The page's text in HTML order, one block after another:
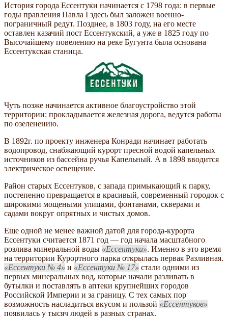
История города Ессентуки начинается с 1798 года: в первые
годы правления Павла I здесь был заложен военно-
пограничный редут. Позднее, в 1803 году, на его месте
оставлен казачий пост Ессентукский, а уже в 1825 году по
Высочайшему повелению на реке Бугунта была основана
Ессентукская станица.
Чуть позже начинается активное благоустройство этой
территории: прокладывается железная дорога, ведутся работы
по озеленению.
В 1892г. по проекту инженера Конради начинает работать
водопровод, снабжающий курорт пресной водой капельных
источников из бассейна ручья Капельный. А в 1898 вводится
электрическое освещение.
Район старых Ессентуков, с запада примыкающий к парку,
постепенно превращается в красивый, современный городок с
широкими мощеными улицами, фонтанами, скверами и
садами вокруг опрятных и чистых домов.
Еще одной не менее важной датой для города-курорта
Ессентуки считается 1871 год — год начала масштабного
розлива минеральной воды
Ессентуки . Именно в это время
на территории Курортного парка открылась первая Разливная.
Ессентуки № 4
и Ессентуки № 17
стали одними из
первых минеральных вод, которые начали разливать в
бутылки и поставлять в аптеки крупнейших городов
Российской Империи и за границу. С тех самых пор
возможность насладиться вкусом и пользой
Ессентуков
появилась у тысяч людей в разных странах.